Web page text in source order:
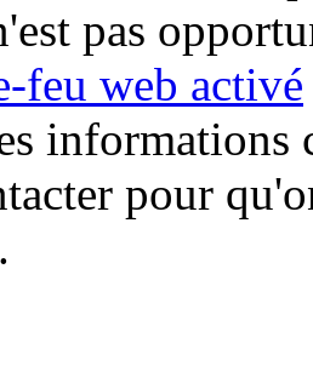
pas
feu web activé
informations
pour